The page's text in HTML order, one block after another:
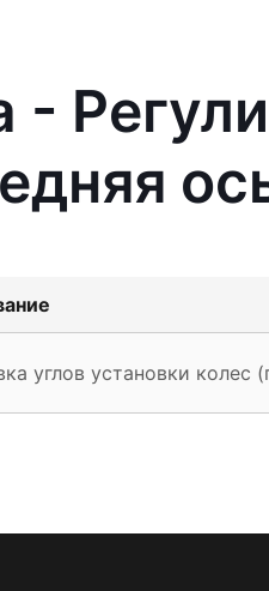
-
углов установки колес